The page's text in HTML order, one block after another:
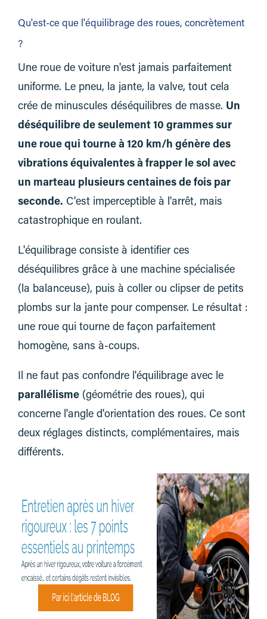
Qu'est-ce que l'équilibrage des roues, concrètement
?
Une roue de voiture n'est jamais parfaitement
uniforme. Le pneu, la jante, la valve, tout cela
crée de minuscules déséquilibres de masse. Un
déséquilibre de seulement 10 grammes sur
une roue qui tourne à 120 km/h génère des
vibrations équivalentes à frapper le sol avec
un marteau plusieurs centaines de fois par
seconde. C'est imperceptible à l'arrêt, mais
catastrophique en roulant.
L'équilibrage consiste à identifier ces
déséquilibres grâce à une machine spécialisée
(la balanceuse), puis à coller ou clipser de petits
plombs sur la jante pour compenser. Le résultat :
une roue qui tourne de façon parfaitement
homogène, sans à-coups.
Il ne faut pas confondre l'équilibrage avec le
parallélisme (géométrie des roues), qui
concerne l'angle d'orientation des roues. Ce sont
deux réglages distincts, complémentaires, mais
différents.